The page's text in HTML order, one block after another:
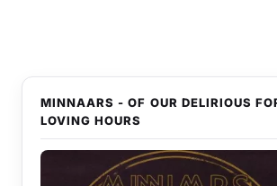
MINNAARS - OF OUR DELIRIOUS
LOVING HOURS